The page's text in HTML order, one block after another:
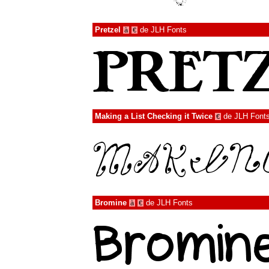
Pretzel à € de JLH Fonts
Making a List Checking it Twice € de JLH
Bromine à € de JLH Fonts